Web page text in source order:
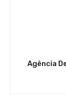
Agência